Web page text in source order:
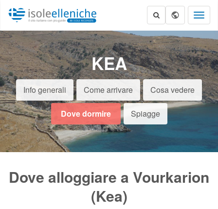
KEA
Info generali Come arrivare Cosa vedere
Dove dormire Spiagge
Dove alloggiare a Vourkarion
(Kea)